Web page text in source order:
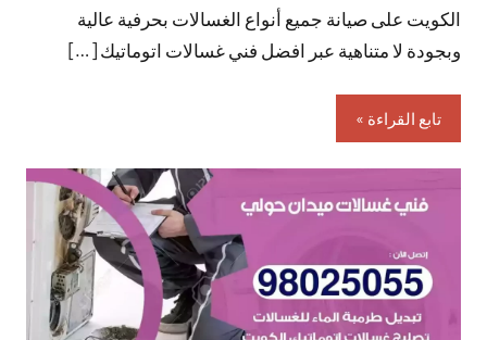
الكويت على صيانة جميع أنواع الغسالات بحرفية عالية
وبجودة لا متناهية عبر افضل فني غسالات اتوماتيك […]
تابع القراءة